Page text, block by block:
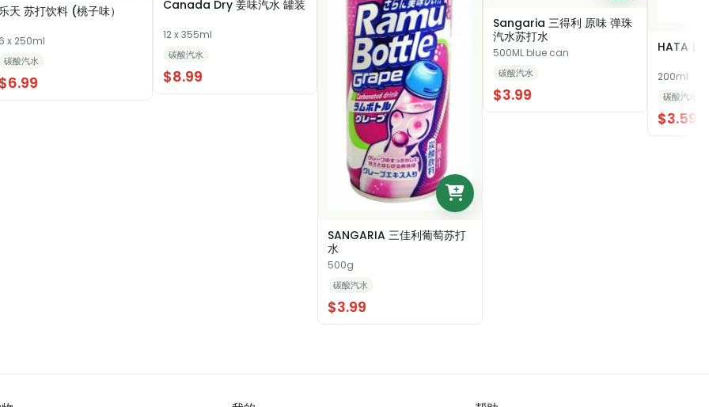
天 苏打饮料 (桃子味）
x 250ml
碳酸汽水
Canada Dry 姜味汽水 罐装
12 x 355ml
碳酸汽水
$8.99
SANGARIA 三佳利葡萄苏打
水
500g
碳酸汽水
$3.99
Sangaria 三得利 原味 弹珠
汽水苏打水
500ML blue can
碳酸汽水
$3.99
HATA 日
200ml
碳酸汽水
$3.59